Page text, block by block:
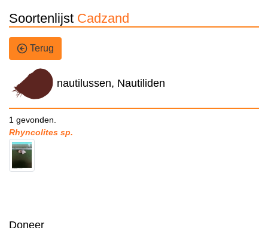
Soortenlijst Cadzand
Terug
nautilussen, Nautiliden
1 gevonden.
Rhyncolites sp.
Doneer